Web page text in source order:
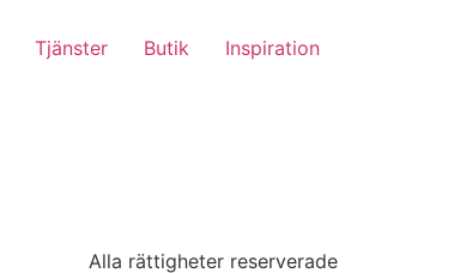
Tjänster Butik Inspiration
Alla rättigheter reserverade